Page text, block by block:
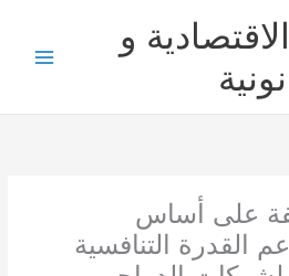
و
على أساس
القدرة التنافسية